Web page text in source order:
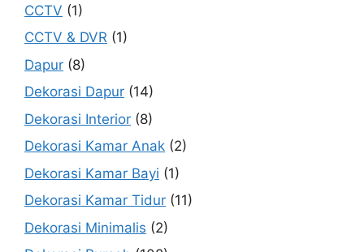
CCTV (1)
CCTV & DVR (1)
Dapur (8)
Dekorasi Dapur (14)
Dekorasi Interior (8)
Dekorasi Kamar Anak (2)
Dekorasi Kamar Bayi (1)
Dekorasi Kamar Tidur (11)
Dekorasi Minimalis (2)